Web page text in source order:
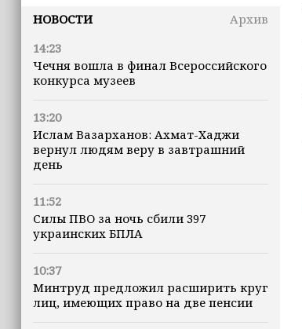
НОВОСТИ
Архив
14:23
Чечня вошла в финал Всероссийского
конкурса музеев
13:20
Ислам Вазарханов: Ахмат-Хаджи
вернул людям веру в завтрашний
день
11:52
Силы ПВО за ночь сбили 397
украинских БПЛА
10:37
Минтруд предложил расширить круг
лиц, имеющих право на две пенсии